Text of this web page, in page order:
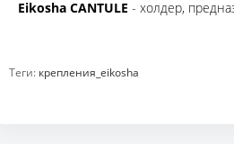
Eikosha CANTULE - холдер,
Теги: крепления_eikosha